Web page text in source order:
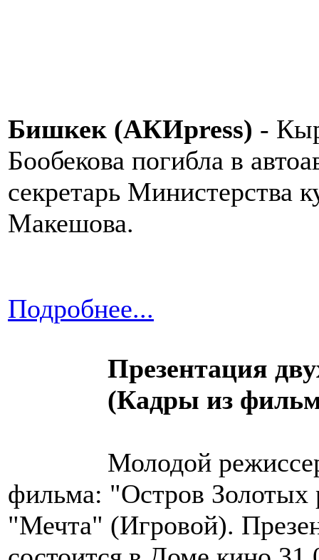
Бишкек (АКИpress) -
Бообекова погибла в
секретарь Министерства
Макешова.
Подробнее...
Презентация
(Кадры из
Молодой
фильма: "Остров
"Мечта" (Игровой).